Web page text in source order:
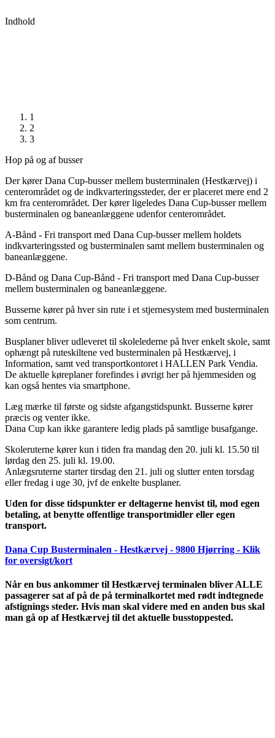
Indhold
1
2
3
Hop på og af busser
Der kører Dana Cup-busser mellem busterminalen (Hestkærvej) i
centerområdet og de indkvarteringssteder, der er placeret mere end 2
km fra centerområdet. Der kører ligeledes Dana Cup-busser mellem
busterminalen og baneanlæggene udenfor centerområdet.
A-Bånd - Fri transport med Dana Cup-busser mellem holdets
indkvarteringssted og busterminalen samt mellem busterminalen og
baneanlæggene.
D-Bånd og Dana Cup-Bånd - Fri transport med Dana Cup-busser
mellem busterminalen og baneanlæggene.
Busserne kører på hver sin rute i et stjernesystem med busterminalen
som centrum.
Busplaner bliver udleveret til skolelederne på hver enkelt skole, samt
ophængt på ruteskiltene ved busterminalen på Hestkærvej, i
Information, samt ved transportkontoret i HALLEN Park Vendia.
De aktuelle køreplaner forefindes i øvrigt her på hjemmesiden og
kan også hentes via smartphone.
Læg mærke til første og sidste afgangstidspunkt. Busserne kører
præcis og venter ikke.
Dana Cup kan ikke garantere ledig plads på samtlige busafgange.
Skoleruterne kører kun i tiden fra mandag den 20. juli kl. 15.50 til
lørdag den 25. juli kl. 19.00.
Anlægsruterne starter tirsdag den 21. juli og slutter enten torsdag
eller fredag i uge 30, jvf de enkelte busplaner.
Uden for disse tidspunkter er deltagerne henvist til, mod egen
betaling, at benytte offentlige transportmidler eller egen
transport.
Dana Cup Busterminalen - Hestkærvej - 9800 Hjørring - Klik
for oversigt/kort
Når en bus ankommer til Hestkærvej terminalen bliver ALLE
passagerer sat af på de på terminalkortet med rødt indtegnede
afstignings steder. Hvis man skal videre med en anden bus skal
man gå op af Hestkærvej til det aktuelle busstoppested.